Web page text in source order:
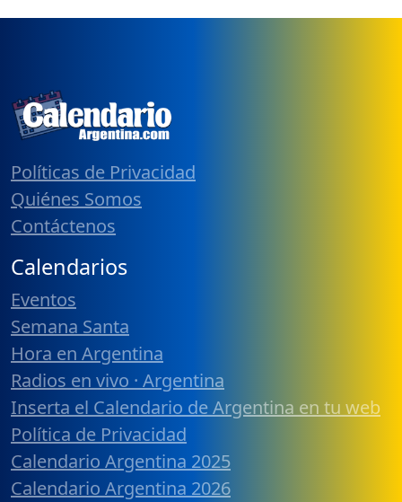
Políticas de Privacidad
Quiénes Somos
Contáctenos
Calendarios
Eventos
Semana Santa
Hora en Argentina
Radios en vivo · Argentina
Inserta el Calendario de Argentina en tu web
Política de Privacidad
Calendario Argentina 2025
Calendario Argentina 2026